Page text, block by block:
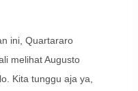
ini, Quartararo
melihat Augusto
Kita tunggu aja ya,